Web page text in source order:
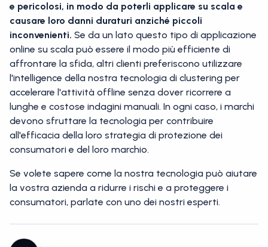
e pericolosi, in modo da poterli applicare su scala e
causare loro danni duraturi anziché piccoli
inconvenienti. Se da un lato questo tipo di applicazione
online su scala può essere il modo più efficiente di
affrontare la sfida, altri clienti preferiscono utilizzare
l'intelligence della nostra tecnologia di clustering per
accelerare l'attività offline senza dover ricorrere a
lunghe e costose indagini manuali. In ogni caso, i marchi
devono sfruttare la tecnologia per contribuire
all'efficacia della loro strategia di protezione dei
consumatori e del loro marchio.
Se volete sapere come la nostra tecnologia può aiutare
la vostra azienda a ridurre i rischi e a proteggere i
consumatori, parlate con uno dei nostri esperti.